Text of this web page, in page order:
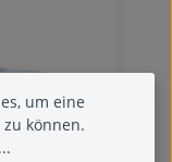
um eine
können.